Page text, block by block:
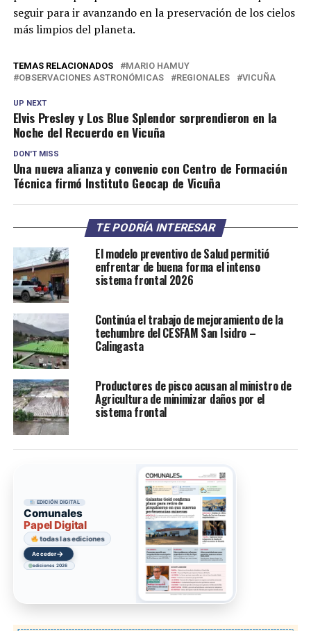
seguir para ir avanzando en la preservación de los cielos
más limpios del planeta.
TEMAS RELACIONADOS
MARIO HAMUY
OBSERVACIONES ASTRONÓMICAS
REGIONALES VICUÑA
UP NEXT
Elvis Presley y Los Blue Splendor sorprendieron en la
Noche del Recuerdo en Vicuña
DON'T MISS
Una nueva alianza y convenio con Centro de Formación
Técnica firmó Instituto Geocap de Vicuña
TE PODRÍA INTERESAR
El modelo preventivo de Salud permitió
enfrentar de buena forma el intenso
sistema frontal 2026
Continúa el trabajo de mejoramiento de la
techumbre del CESFAM San Isidro –
Calingasta
Productores de pisco acusan al ministro de
Agricultura de minimizar daños por el
sistema frontal
EDICIÓN DIGITAL
Comunales
Papel Digital
todas las ediciones
Acceder→
ediciones 2026